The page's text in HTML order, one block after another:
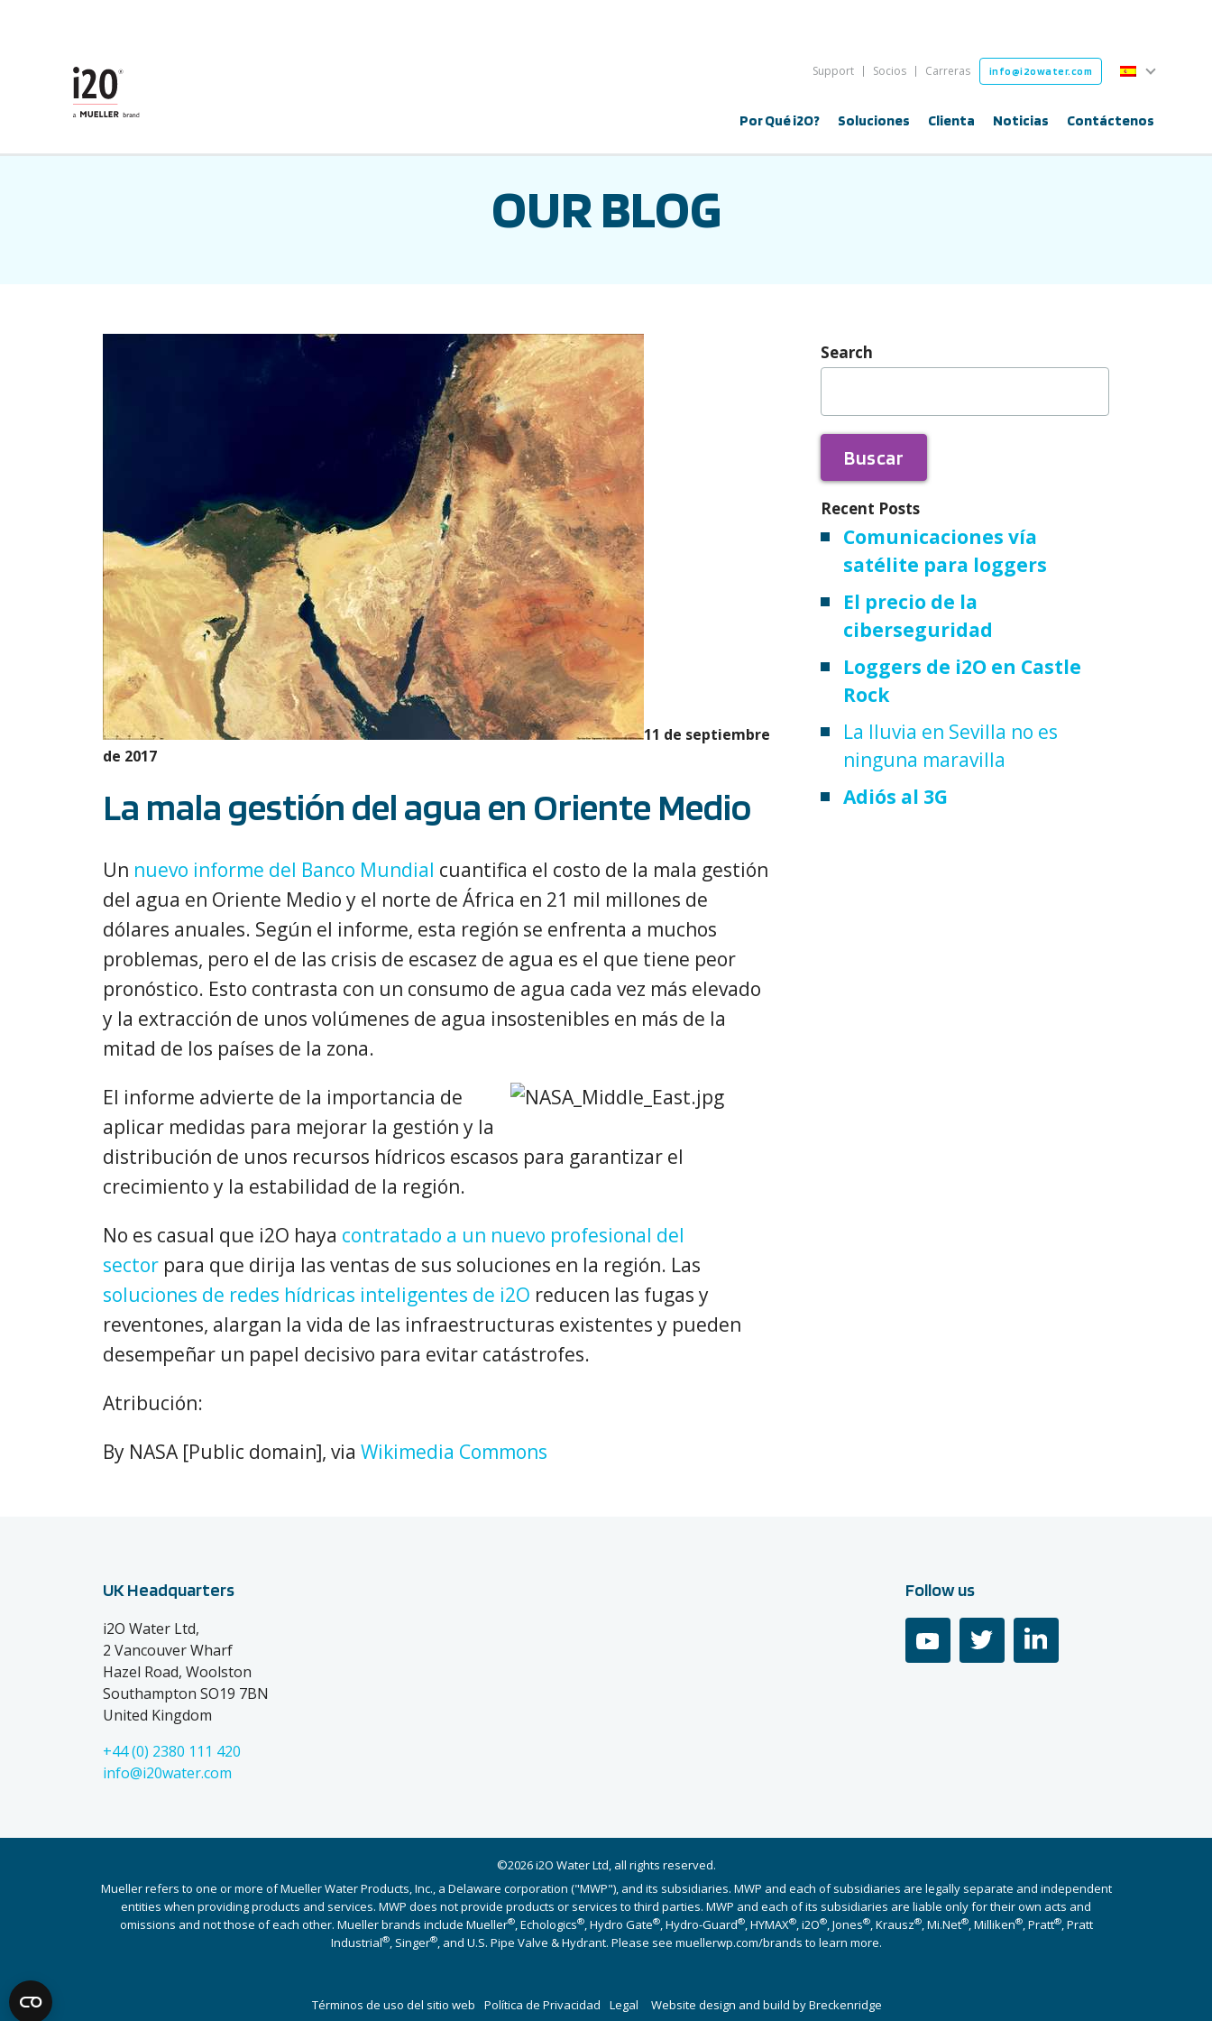
Por Qué i2O? Soluciones Clienta Noticias Contáctenos
Support Socios Carreras info@i2owater.com Español
OUR BLOG
11 de septiembre
de 2017
La mala gestión del agua en Oriente Medio
Un nuevo informe del Banco Mundial cuantifica el costo de la mala gestión
del agua en Oriente Medio y el norte de África en 21 mil millones de
dólares anuales. Según el informe, esta región se enfrenta a muchos
problemas, pero el de las crisis de escasez de agua es el que tiene peor
pronóstico. Esto contrasta con un consumo de agua cada vez más elevado
y la extracción de unos volúmenes de agua insostenibles en más de la
mitad de los países de la zona.
El informe advierte de la importancia de
aplicar medidas para mejorar la gestión y la
distribución de unos recursos hídricos escasos para garantizar el
crecimiento y la estabilidad de la región.
No es casual que i2O haya contratado a un nuevo profesional del
sector para que dirija las ventas de sus soluciones en la región. Las
soluciones de redes hídricas inteligentes de i2O reducen las fugas y
reventones, alargan la vida de las infraestructuras existentes y pueden
desempeñar un papel decisivo para evitar catástrofes.
Atribución:
By NASA [Public domain], viaWikimedia Commons
Search
Buscar:
Recent Posts
Comunicaciones vía
satélite para loggers
El precio de la
ciberseguridad
Loggers de i2O en Castle
Rock
La lluvia en Sevilla no es
ninguna maravilla
Adiós al 3G
UK Headquarters
i2O Water Ltd,
2 Vancouver Wharf
Hazel Road, Woolston
Southampton SO19 7BN
United Kingdom
+44 (0) 2380 111 420
info@i20water.com
Follow us
youtube twitter linkedin
©2026 i2O Water Ltd, all rights reserved.
Mueller refers to one or more of Mueller Water Products, Inc., a Delaware corporation ("MWP"), and its subsidiaries. MWP and each of subsidiaries are legally separate and independent
entities when providing products and services. MWP does not provide products or services to third parties. MWP and each of its subsidiaries are liable only for their own acts and
omissions and not those of each other. Mueller brands include Mueller®, Echologics®, Hydro Gate®, Hydro-Guard®, HYMAX®, i2O®, Jones®, Krausz®, Mi.Net®, Milliken®, Pratt®, Pratt
Industrial®, Singer®, and U.S. Pipe Valve & Hydrant. Please see muellerwp.com/brands to learn more.
Términos de uso del sitio web Política de Privacidad Legal Website design and build byBreckenridge